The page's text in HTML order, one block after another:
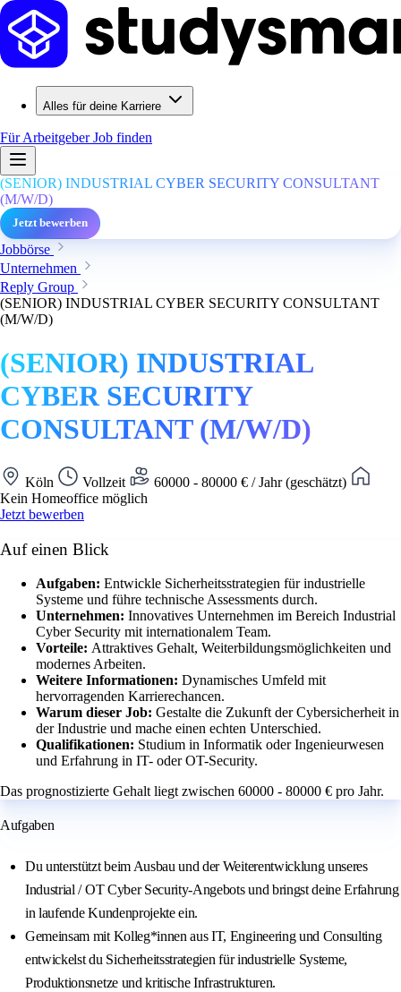
Alles für deine Karriere
Für ArbeitgeberJob finden
(SENIOR) INDUSTRIAL CYBER SECURITY CONSULTANT
(M/W/D)
Jetzt bewerben
Jobbörse
Unternehmen
Reply Group
(SENIOR) INDUSTRIAL CYBER SECURITY CONSULTANT
(M/W/D)
(SENIOR) INDUSTRIAL
CYBER SECURITY
CONSULTANT (M/W/D)
Köln Vollzeit
60000 - 80000 € / Jahr (geschätzt)
Kein Homeoffice möglich
Jetzt bewerben
Auf einen Blick
Aufgaben: Entwickle Sicherheitsstrategien für industrielle
Systeme und führe technische Assessments durch.
Unternehmen: Innovatives Unternehmen im Bereich Industrial
Cyber Security mit internationalem Team.
Vorteile: Attraktives Gehalt, Weiterbildungsmöglichkeiten und
modernes Arbeiten.
Weitere Informationen: Dynamisches Umfeld mit
hervorragenden Karrierechancen.
Warum dieser Job: Gestalte die Zukunft der Cybersicherheit in
der Industrie und mache einen echten Unterschied.
Qualifikationen: Studium in Informatik oder Ingenieurwesen
und Erfahrung in IT- oder OT-Security.
Das prognostizierte Gehalt liegt zwischen 60000 - 80000 € pro Jahr.
Aufgaben
Du unterstützt beim Ausbau und der Weiterentwicklung unseres
Industrial / OT Cyber Security-Angebots und bringst deine Erfahrung
in laufende Kundenprojekte ein.
Gemeinsam mit Kolleg*innen aus IT, Engineering und Consulting
entwickelst du Sicherheitsstrategien für industrielle Systeme,
Produktionsnetze und kritische Infrastrukturen.